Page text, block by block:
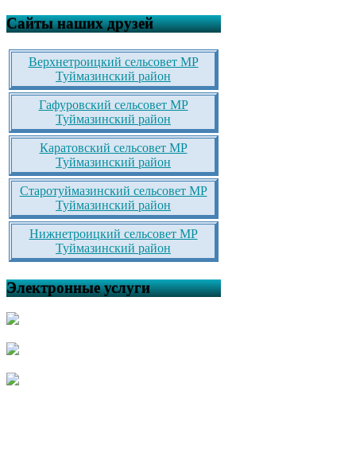
Сайты наших друзей
Верхнетроицкий сельсовет МР
Туймазинский район
Гафуровский сельсовет МР
Туймазинский район
Каратовский сельсовет МР
Туймазинский район
Старотуймазинский сельсовет МР
Туймазинский район
Нижнетроицкий сельсовет МР
Туймазинский район
Электронные услуги